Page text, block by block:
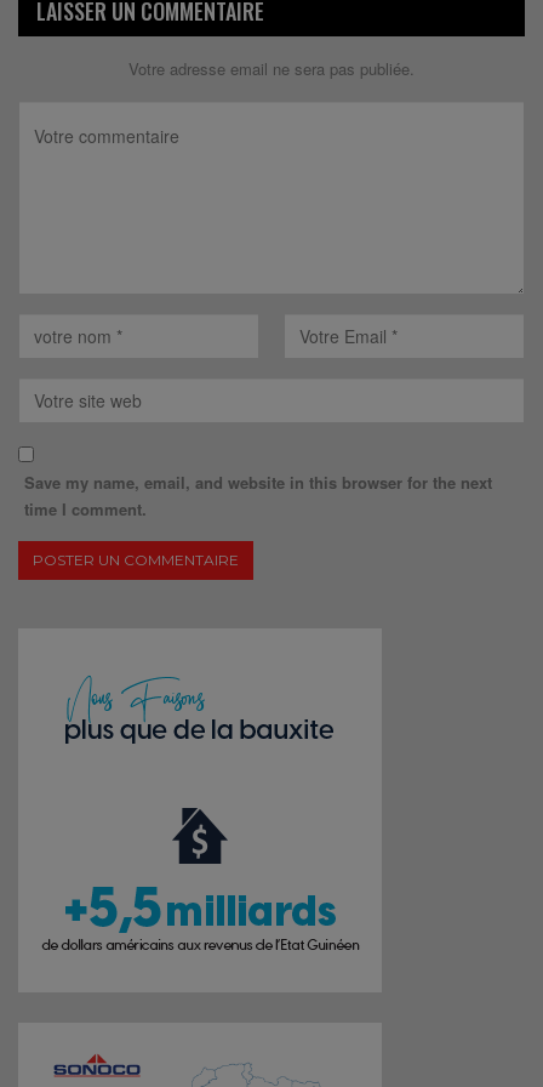
LAISSER UN COMMENTAIRE
Votre adresse email ne sera pas publiée.
Save my name, email, and website in this browser for the next
time I comment.